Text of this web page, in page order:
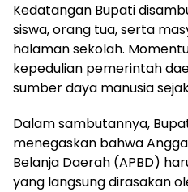
Kedatangan Bupati
siswa, orang tua, serta
halaman sekolah.
kepedulian pemerintah
sumber daya manusia
Dalam sambutannya,
menegaskan bahwa
Belanja Daerah (APBD)
yang langsung dirasakan